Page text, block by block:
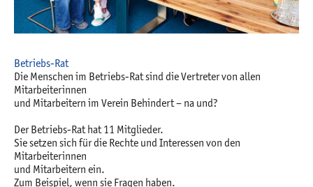
Betriebs-Rat
Die Menschen im Betriebs-Rat sind die Vertreter von allen
Mitarbeiterinnen
und Mitarbeitern im Verein Behindert – na und?
Der Betriebs-Rat hat 11 Mitglieder.
Sie setzen sich für die Rechte und Interessen von den
Mitarbeiterinnen
und Mitarbeitern ein.
Zum Beispiel, wenn sie Fragen haben.